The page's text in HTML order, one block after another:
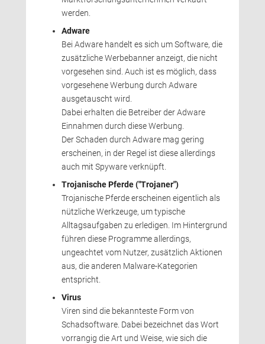
werden.
Adware
Bei Adware handelt es sich um Software, die
zusätzliche Werbebanner anzeigt, die nicht
vorgesehen sind. Auch ist es möglich, dass
vorgesehene Werbung durch Adware
ausgetauscht wird.
Dabei erhalten die Betreiber der Adware
Einnahmen durch diese Werbung.
Der Schaden durch Adware mag gering
erscheinen, in der Regel ist diese allerdings
auch mit Spyware verknüpft.
Trojanische Pferde ("Trojaner")
Trojanische Pferde erscheinen eigentlich als
nützliche Werkzeuge, um typische
Alltagsaufgaben zu erledigen. Im Hintergrund
führen diese Programme allerdings,
ungeachtet vom Nutzer, zusätzlich Aktionen
aus, die anderen Malware-Kategorien
entspricht.
Virus
Viren sind die bekannteste Form von
Schadsoftware. Dabei bezeichnet das Wort
vorrangig die Art und Weise, wie sich die